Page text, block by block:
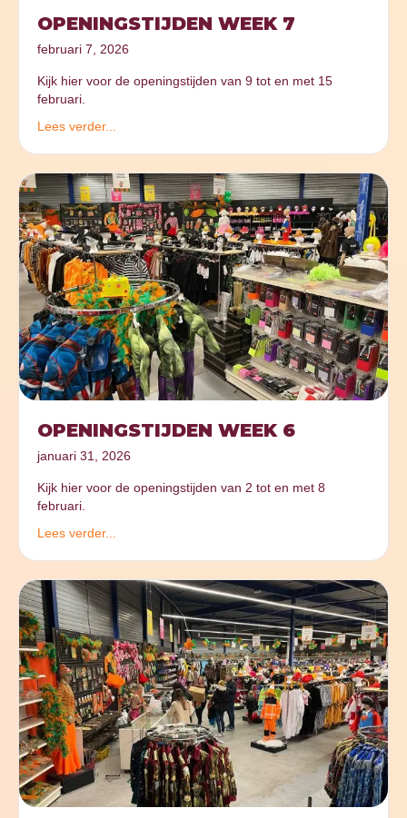
OPENINGSTIJDEN WEEK 7
februari 7, 2026
Kijk hier voor de openingstijden van 9 tot en met 15
februari.
Lees verder...
OPENINGSTIJDEN WEEK 6
januari 31, 2026
Kijk hier voor de openingstijden van 2 tot en met 8
februari.
Lees verder...